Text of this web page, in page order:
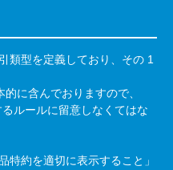
類型を定義しており、その 1
に含んでおりますので、
ルールに留意しなくてはな
特約を適切に表示すること」